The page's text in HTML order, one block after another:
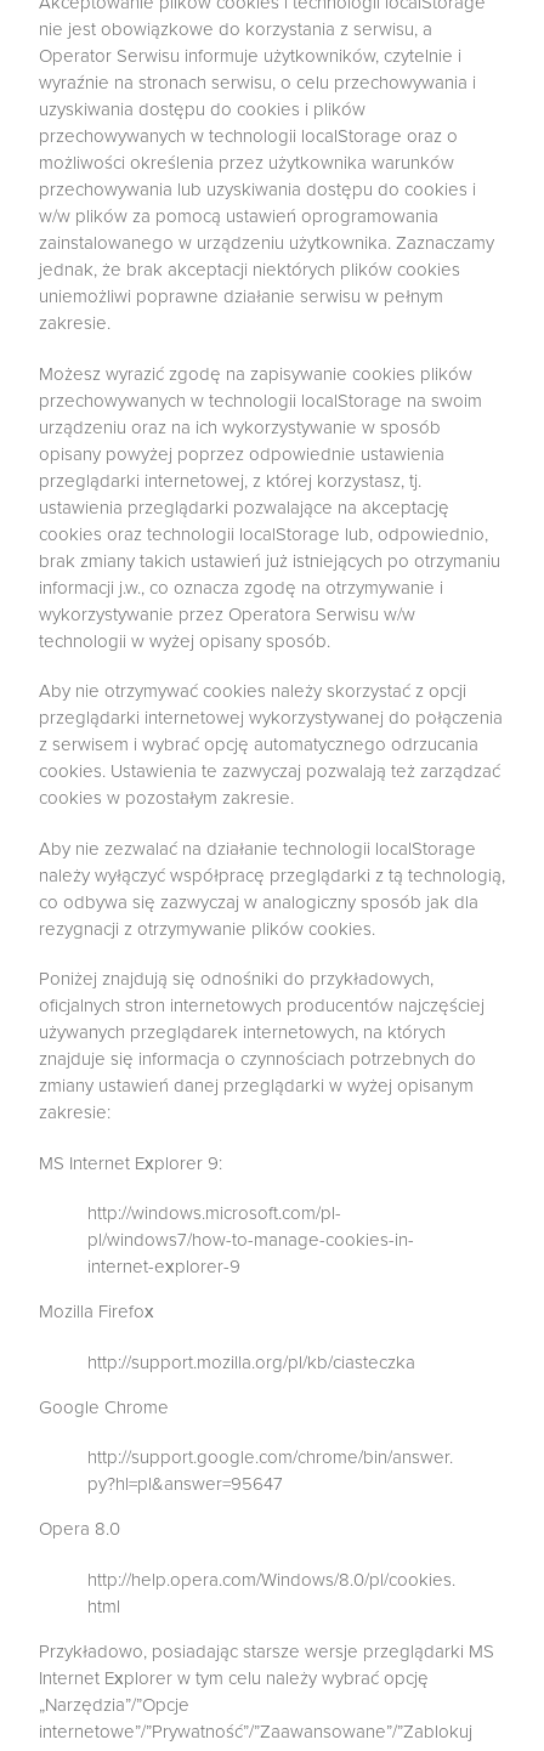
nie jest obowiązkowe do korzystania z serwisu, a
Operator Serwisu informuje użytkowników, czytelnie i
wyraźnie na stronach serwisu, o celu przechowywania i
uzyskiwania dostępu do cookies i plików
przechowywanych w technologii localStorage oraz o
możliwości określenia przez użytkownika warunków
przechowywania lub uzyskiwania dostępu do cookies i
w/w plików za pomocą ustawień oprogramowania
zainstalowanego w urządzeniu użytkownika. Zaznaczamy
jednak, że brak akceptacji niektórych plików cookies
uniemożliwi poprawne działanie serwisu w pełnym
zakresie.
Możesz wyrazić zgodę na zapisywanie cookies plików
przechowywanych w technologii localStorage na swoim
urządzeniu oraz na ich wykorzystywanie w sposób
opisany powyżej poprzez odpowiednie ustawienia
przeglądarki internetowej, z której korzystasz, tj.
ustawienia przeglądarki pozwalające na akceptację
cookies oraz technologii localStorage lub, odpowiednio,
brak zmiany takich ustawień już istniejących po otrzymaniu
informacji j.w., co oznacza zgodę na otrzymywanie i
wykorzystywanie przez Operatora Serwisu w/w
technologii w wyżej opisany sposób.
Aby nie otrzymywać cookies należy skorzystać z opcji
przeglądarki internetowej wykorzystywanej do połączenia
z serwisem i wybrać opcję automatycznego odrzucania
cookies. Ustawienia te zazwyczaj pozwalają też zarządzać
cookies w pozostałym zakresie.
Aby nie zezwalać na działanie technologii localStorage
należy wyłączyć współpracę przeglądarki z tą technologią,
co odbywa się zazwyczaj w analogiczny sposób jak dla
rezygnacji z otrzymywanie plików cookies.
Poniżej znajdują się odnośniki do przykładowych,
oficjalnych stron internetowych producentów najczęściej
używanych przeglądarek internetowych, na których
znajduje się informacja o czynnościach potrzebnych do
zmiany ustawień danej przeglądarki w wyżej opisanym
zakresie:
MS Internet Explorer 9:
http://windows.microsoft.com/pl-
pl/windows7/how-to-manage-cookies-in-
internet-explorer-9
Mozilla Firefox
http://support.mozilla.org/pl/kb/ciasteczka
Google Chrome
http://support.google.com/chrome/bin/answer.
py?hl=pl&answer=95647
Opera 8.0
http://help.opera.com/Windows/8.0/pl/cookies.
html
Przykładowo, posiadając starsze wersje przeglądarki MS
Internet Explorer w tym celu należy wybrać opcję
„Narzędzia”/”Opcje
internetowe”/”Prywatność”/”Zaawansowane”/”Zablokuj